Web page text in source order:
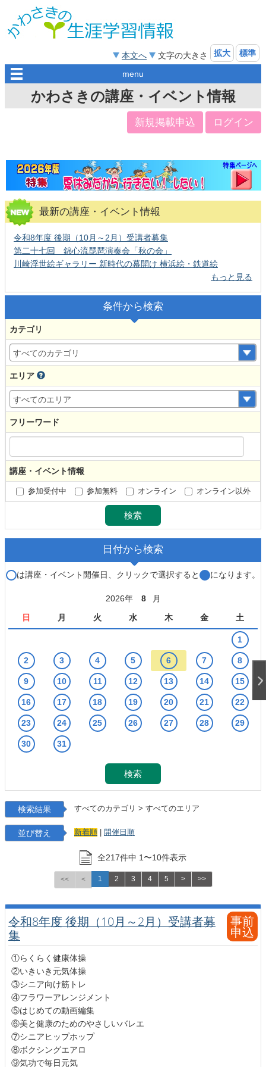
本文へ 文字の大きさ 拡大 標準
menu
かわさきの講座・イベント情報
新規掲載申込 ログイン
最新の講座・イベント情報
令和8年度 後期（10月～2月）受講者募集
第二十七回 錦心流琵琶演奏会「秋の会」
川崎浮世絵ギャラリー 新時代の幕開け 横浜絵・鉄道絵
もっと見る
条件から検索
カテゴリ
エリア
フリーワード
講座・イベント情報
参加受付中 参加無料 オンライン オンライン以外
日付から検索
○
は講座・イベント開催日、クリックで選択すると● になります。
2026年 8
月
日
月 火 水 木 金 土
1
2 3 4 5 6 7 8
9 10 11 12 13 14 15
16 17 18 19 20 21 22
23 24 25 26 27 28 29
30 31
検索結果 すべてのカテゴリ > すべてのエリア
並び替え 新着順 開催日順
全217件中 1 〜10件表示
<< < 1 2 3 4 5 > >>
事前
申込
令和8年度 後期（10月～2月）受講者募
集
①らくらく健康体操
②いきいき元気体操
③シニア向け筋トレ
④フラワーアレンジメント
⑤はじめての動画編集
⑥美と健康のためのやさしいバレエ
⑦シニアヒップホップ
⑧ボクシングエアロ
⑨気功で毎日元気